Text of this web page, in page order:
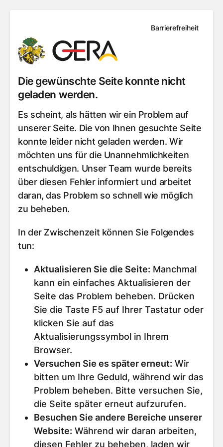
Barrierefreiheit
Die gewünschte Seite konnte nicht
geladen werden.
Es scheint, als hätten wir ein Problem auf
unserer Seite. Die von Ihnen gesuchte Seite
konnte leider nicht geladen werden. Wir
möchten uns für die Unannehmlichkeiten
entschuldigen. Unser Team wurde bereits
über diesen Fehler informiert und arbeitet
daran, das Problem so schnell wie möglich
zu beheben.
In der Zwischenzeit können Sie Folgendes
tun:
Aktualisieren Sie die Seite: Manchmal
kann ein einfaches Aktualisieren der
Seite das Problem beheben. Drücken
Sie die Taste F5 auf Ihrer Tastatur oder
klicken Sie auf das
Aktualisierungssymbol in Ihrem
Browser.
Versuchen Sie es später erneut: Wir
bitten um Ihre Geduld, während wir das
Problem beheben. Bitte versuchen Sie,
die Seite später erneut aufzurufen.
Besuchen Sie andere Bereiche unserer
Website: Während wir daran arbeiten,
diesen Fehler zu beheben, laden wir